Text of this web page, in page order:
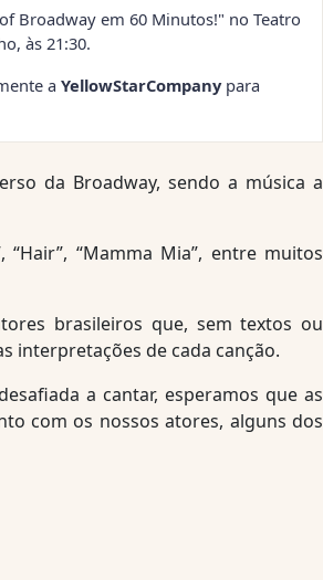
Broadway em 60 Minutos!" no Teatro
às 21:30.
a YellowStarCompanypara
da Broadway, sendo a música a
“Mamma Mia”, entre muitos
brasileiros que, sem textos ou
interpretações de cada canção.
a cantar, esperamos que as
com os nossos atores, alguns dos